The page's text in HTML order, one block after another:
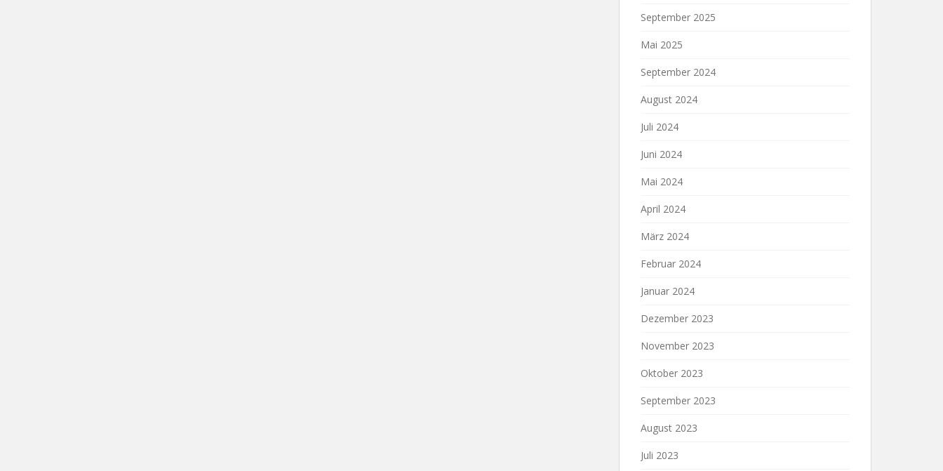
September 2025
Mai 2025
September 2024
August 2024
Juli 2024
Juni 2024
Mai 2024
April 2024
März 2024
Februar 2024
Januar 2024
Dezember 2023
November 2023
Oktober 2023
September 2023
August 2023
Juli 2023